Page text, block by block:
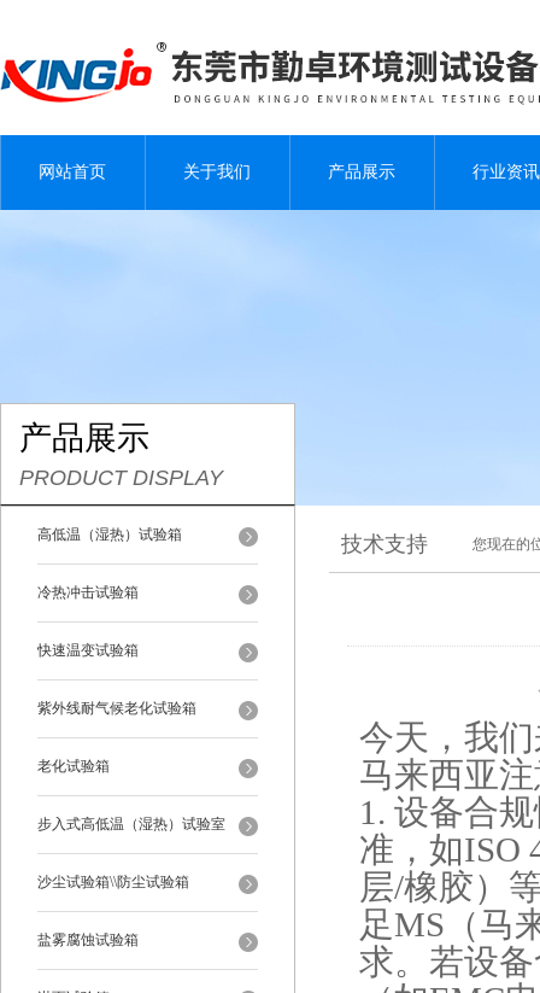
网站首页 关于我们 产品展示 行业资讯
产品展示
PRODUCT DISPLAY
高低温（湿热）试验箱
冷热冲击试验箱
快速温变试验箱
紫外线耐气候老化试验箱
老化试验箱
步入式高低温（湿热）试验室
沙尘试验箱\\防尘试验箱
盐雾腐蚀试验箱
技术支持 您现在的
今天，我
马来西亚
1. ‌设备合
准，如ISO
层/橡胶）
足MS（马
求‌。若设